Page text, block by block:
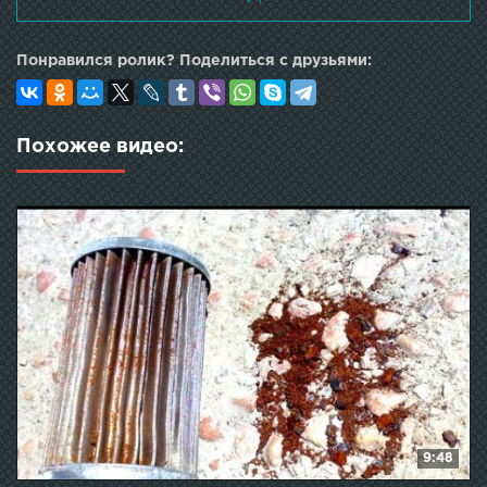
2110 отзывы, ваз 2110 ремонт, ремонт авто ваз 2110, ремонт
ваз, ваз-2110 ремонтируем в гараже, кулибины,
самоделкины, сельхозтехника тв, замена фильтра ваз
2114, замена топливного фильтра на ваз 2108, 2109, 2199,
2113, 2114 и 2115 инжектор, ремонт ваз калина, замена
расходных материалов ваз, замена расходников,
проводим то ваз своимируками, ремонт автомобиля
своими руками, простое мнение, реальный отзыв,
честный обзор, отзыв реального владельца, замена
топливного фильтра на приоре, топливный фильтр на
приору, топливный фильтр салют, куда должна смотреть
стрелка топливного фильтра, направление движеня
топлива на приоре, правильный способ установки
топливного фильтра, приора, 21126, фильтр тонкой
очистки, фильтр, зачем он нужен, ремонт авто, замена
фильтра, машины, , пелинг, лада каклина замена
топливного фильтра, трос ручника натирает кузов
гранты, трос ручника натирает, лада гранта трос ручника
трет кузов, трос ручника стер краску на гранте, лада
гранта трос ручника стирает красу, лада гранта трос
ручника стирает краску до металла, замена топливного
фильтра на 30тыс, калина замена топливного фильтра,
гранта бензо фильтр, лада гранта фильтр, юрий федоров,
Понравился ролик? Поделиться с друзьями:
Похожее видео:
9:48